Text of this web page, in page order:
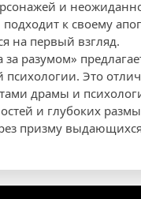
и
к своему
на первый взгляд.
разумом»
Это
драмы и
и глубоких
призму